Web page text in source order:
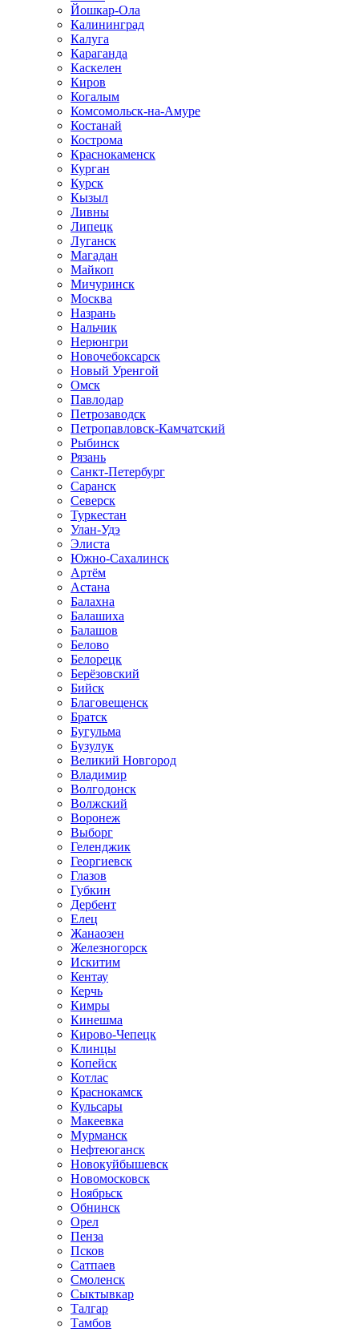
Йошкар-Ола
Калининград
Калуга
Караганда
Каскелен
Киров
Когалым
Комсомольск-на-Амуре
Костанай
Кострома
Краснокаменск
Курган
Курск
Кызыл
Ливны
Липецк
Луганск
Магадан
Майкоп
Мичуринск
Москва
Назрань
Нальчик
Нерюнгри
Новочебоксарск
Новый Уренгой
Омск
Павлодар
Петрозаводск
Петропавловск-Камчатский
Рыбинск
Рязань
Санкт-Петербург
Саранск
Северск
Туркестан
Улан-Удэ
Элиста
Южно-Сахалинск
Артём
Астана
Балахна
Балашиха
Балашов
Белово
Белорецк
Берёзовский
Бийск
Благовещенск
Братск
Бугульма
Бузулук
Великий Новгород
Владимир
Волгодонск
Волжский
Воронеж
Выборг
Геленджик
Георгиевск
Глазов
Губкин
Дербент
Елец
Жанаозен
Железногорск
Искитим
Кентау
Керчь
Кимры
Кинешма
Кирово-Чепецк
Клинцы
Копейск
Котлас
Краснокамск
Кульсары
Макеевка
Мурманск
Нефтеюганск
Новокуйбышевск
Новомосковск
Ноябрьск
Обнинск
Орел
Пенза
Псков
Сатпаев
Смоленск
Сыктывкар
Талгар
Тамбов